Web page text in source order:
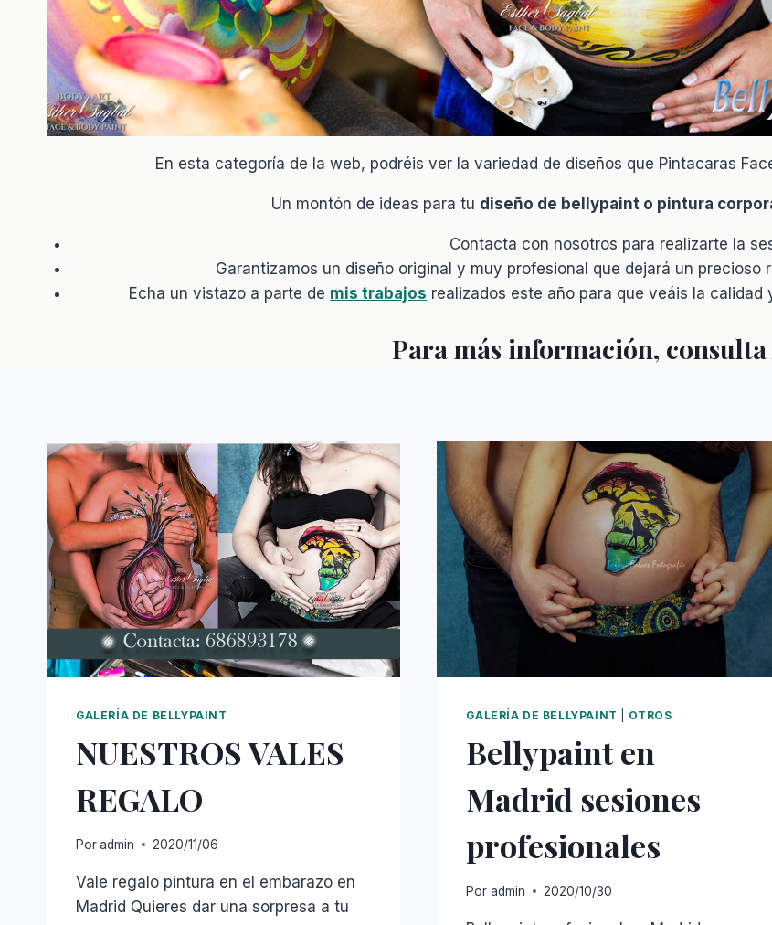
En esta categoría de la web, podréis ver la variedad de diseños que Pintacaras
Un montón de ideas para tu diseño de bellypaint o pintura
Contacta con nosotros para realizarte la
Garantizamos un diseño original y muy profesional que dejará un precioso
Echa un vistazo a parte de mis trabajos realizados este año para que veáis la
Para más información, consulta
GALERÍA DE BELLYPAINT
NUESTROS VALES
REGALO
Poradmin 2020/11/06
Vale regalo pintura en el embarazo en
Madrid Quieres dar una sorpresa a tu
GALERÍA DE BELLYPAINT OTROS
Bellypaint en
Madrid sesiones
profesionales
Por admin 2020/10/30